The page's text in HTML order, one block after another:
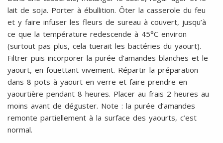
lait de soja. Porter à ébullition. Ôter la casserole du feu
et y faire infuser les fleurs de sureau à couvert, jusqu’à
ce que la température redescende à 45°C environ
(surtout pas plus, cela tuerait les bactéries du yaourt).
Filtrer puis incorporer la purée d’amandes blanches et le
yaourt, en fouettant vivement. Répartir la préparation
dans 8 pots à yaourt en verre et faire prendre en
yaourtière pendant 8 heures. Placer au frais 2 heures au
moins avant de déguster. Note : la purée d’amandes
remonte partiellement à la surface des yaourts, c’est
normal.